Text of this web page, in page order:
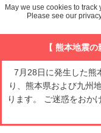
【 熊本地震
7月28日に発生した熊
り、熊本県および九州
ります。 ご迷惑をおか
May we use cookies to
Please see our